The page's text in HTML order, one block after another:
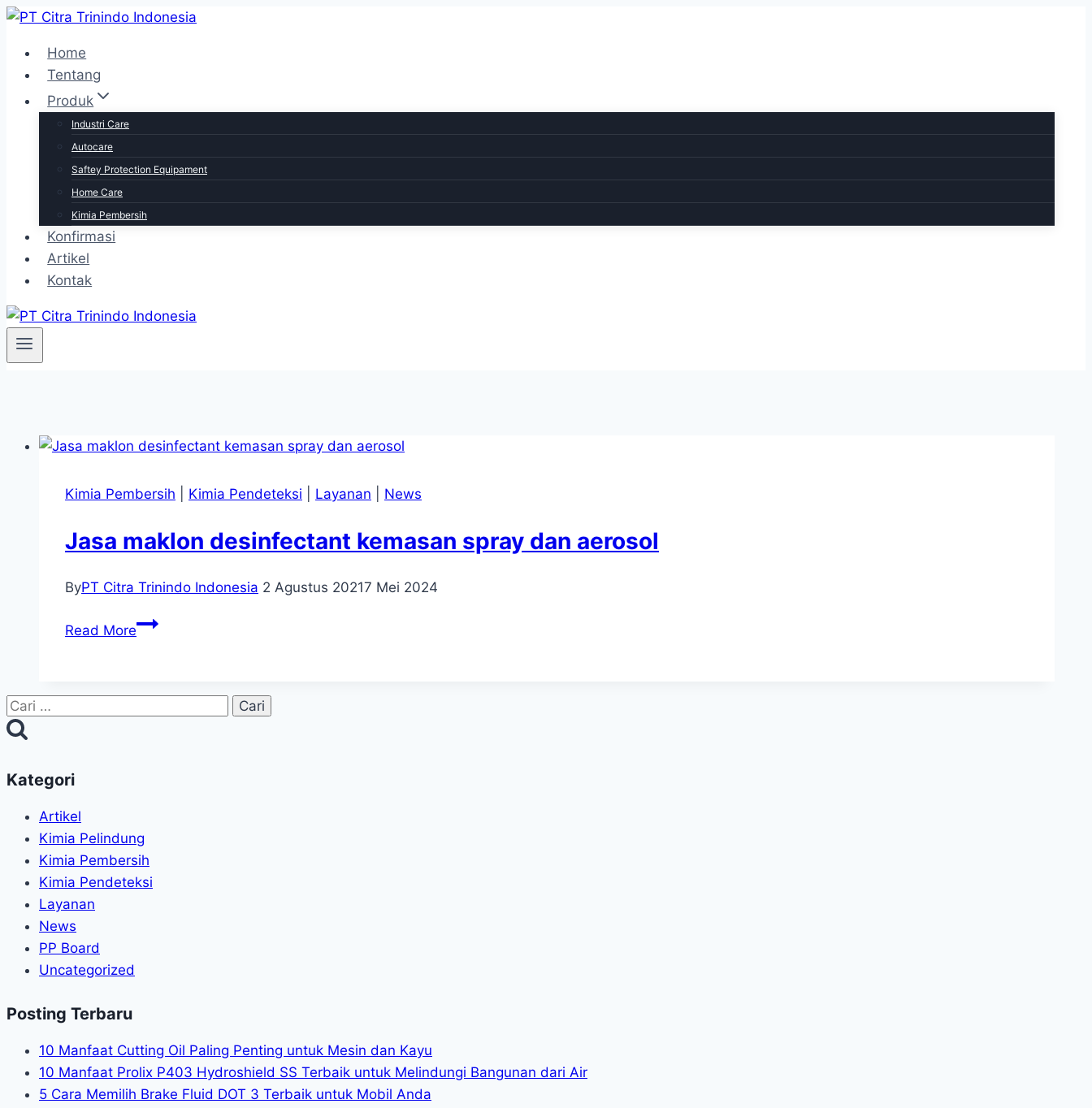
Skip
contentHome
Tentang
Produk
Industri Care
Autocare
Saftey Protection Equipament
Home Care
Kimia Pembersih
Konfirmasi
Artikel
Kontak
Kimia Pembersih Kimia Pendeteksi Layanan News
Jasa maklon desinfectant kemasan spray dan aerosol
ByPT Citra Trinindo Indonesia 2 Agustus 20217 Mei 2024
Read MoreJasa
Cari
untuk:
Kategori
Artikel
Kimia Pelindung
Kimia Pembersih
Kimia Pendeteksi
Layanan
News
PP Board
Uncategorized
Posting Terbaru
10 Manfaat Cutting Oil Paling Penting untuk Mesin dan Kayu
10 Manfaat Prolix P403 Hydroshield SS Terbaik untuk Melindungi Bangunan dari Air
5 Cara Memilih Brake Fluid DOT 3 Terbaik untuk Mobil Anda